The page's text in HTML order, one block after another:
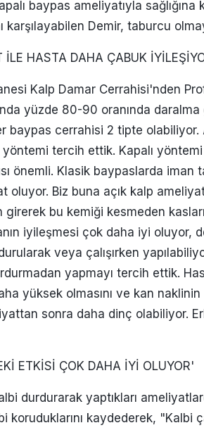
baypas ameliyatıyla
karşılayabilen Demir, taburcu
İLE HASTA DAHA ÇABUK
Kalp Damar Cerrahisi'nden
yüzde 80-90 oranında
baypas cerrahisi 2 tipte olabiliyor.
yöntemi tercih ettik. Kapalı
önemli. Klasik baypaslarda
oluyor. Biz buna açık kalp
girerek bu kemiği kesmeden
iyileşmesi çok daha iyi oluyor,
veya çalışırken
yapmayı tercih ettik.
yüksek olmasını ve kan naklinin
sonra daha dinç olabiliyor.
ETKİSİ ÇOK DAHA İYİ OLUYOR'
durdurarak yaptıkları
koruduklarını kaydederek, "Kalbi